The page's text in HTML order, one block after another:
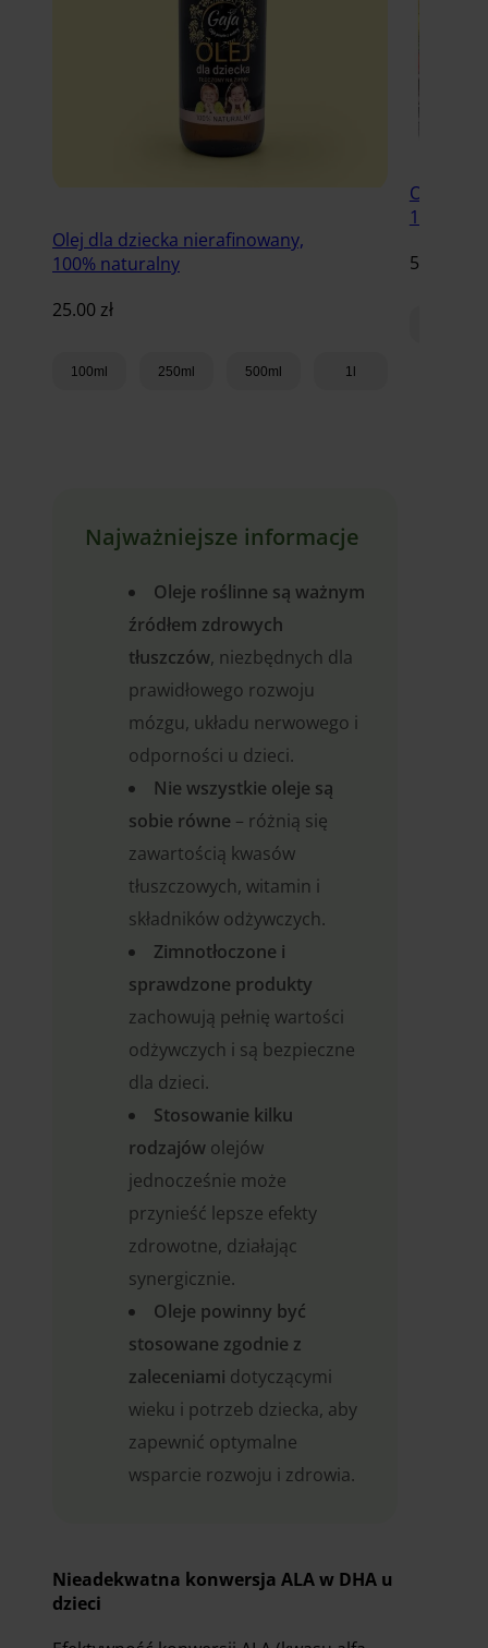
Olej dla dziecka nierafinowany,
100% naturalny
25.00 zł
100ml 250ml 500ml 1l
Olej z
100%
59.00
Najważniejsze informacje
Oleje roślinne są ważnym
źródłem zdrowych
tłuszczów, niezbędnych dla
prawidłowego rozwoju
mózgu, układu nerwowego i
odporności u dzieci.
Nie wszystkie oleje są
sobie równe – różnią się
zawartością kwasów
tłuszczowych, witamin i
składników odżywczych.
Zimnotłoczone i
sprawdzone produkty
zachowują pełnię wartości
odżywczych i są bezpieczne
dla dzieci.
Stosowanie kilku
rodzajów olejów
jednocześnie może
przynieść lepsze efekty
zdrowotne, działając
synergicznie.
Oleje powinny być
stosowane zgodnie z
zaleceniami dotyczącymi
wieku i potrzeb dziecka, aby
zapewnić optymalne
wsparcie rozwoju i zdrowia.
Nieadekwatna konwersja ALA w DHA u
dzieci